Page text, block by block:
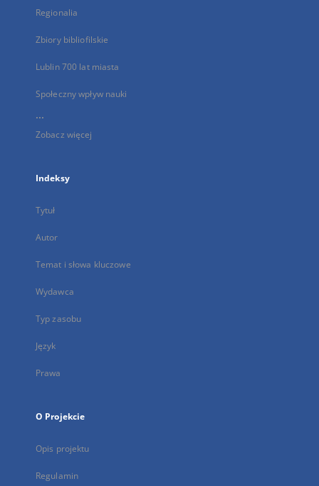
Regionalia
Zbiory bibliofilskie
Lublin 700 lat miasta
Społeczny wpływ nauki
...
Zobacz więcej
Indeksy
Tytuł
Autor
Temat i słowa kluczowe
Wydawca
Typ zasobu
Język
Prawa
O Projekcie
Opis projektu
Regulamin